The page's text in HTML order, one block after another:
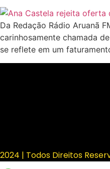
Da Redação Rádio Aruanã
carinhosamente chamada
se reflete em um
2024 | Todos Direitos